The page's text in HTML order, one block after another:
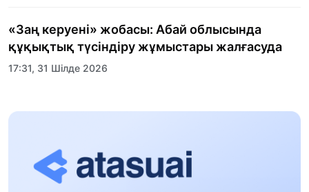
«Заң керуені» жобасы: Абай облысында
құқықтық түсіндіру жұмыстары жалғасуда
17:31, 31 Шілде 2026
Халықаралық «Формула-1 H2O» жарысын
13:13, 30 Шілде 2026